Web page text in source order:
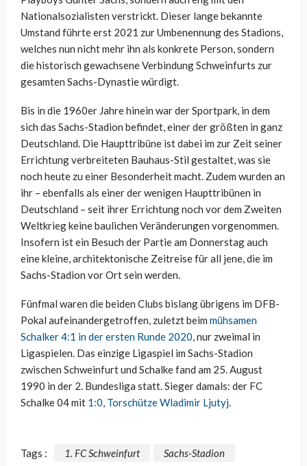
Nationalsozialisten verstrickt. Dieser lange bekannte
Umstand führte erst 2021 zur Umbenennung des Stadions,
welches nun nicht mehr ihn als konkrete Person, sondern
die historisch gewachsene Verbindung Schweinfurts zur
gesamten Sachs-Dynastie würdigt.
Bis in die 1960er Jahre hinein war der Sportpark, in dem
sich das Sachs-Stadion befindet, einer der größten in ganz
Deutschland. Die Haupttribüne ist dabei im zur Zeit seiner
Errichtung verbreiteten Bauhaus-Stil gestaltet, was sie
noch heute zu einer Besonderheit macht. Zudem wurden an
ihr – ebenfalls als einer der wenigen Haupttribünen in
Deutschland – seit ihrer Errichtung noch vor dem Zweiten
Weltkrieg keine baulichen Veränderungen vorgenommen.
Insofern ist ein Besuch der Partie am Donnerstag auch
eine kleine, architektonische Zeitreise für all jene, die im
Sachs-Stadion vor Ort sein werden.
Fünfmal waren die beiden Clubs bislang übrigens im DFB-
Pokal aufeinandergetroffen, zuletzt beim mühsamen
Schalker 4:1 in der ersten Runde 2020, nur zweimal in
Ligaspielen. Das einzige Ligaspiel im Sachs-Stadion
zwischen Schweinfurt und Schalke fand am 25. August
1990 in der 2. Bundesliga statt. Sieger damals: der FC
Schalke 04 mit 1:0, Torschütze Wladimir Ljutyj.
Tags : 1. FC Schweinfurt Sachs-Stadion